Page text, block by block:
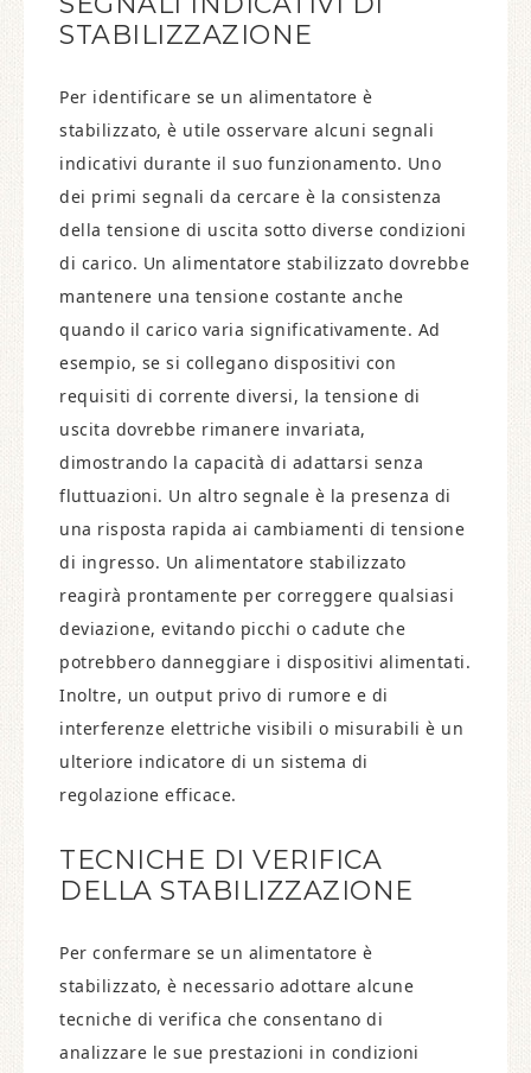
STABILIZZAZIONE
Per identificare se un alimentatore è
stabilizzato, è utile osservare alcuni segnali
indicativi durante il suo funzionamento. Uno
dei primi segnali da cercare è la consistenza
della tensione di uscita sotto diverse condizioni
di carico. Un alimentatore stabilizzato dovrebbe
mantenere una tensione costante anche
quando il carico varia significativamente. Ad
esempio, se si collegano dispositivi con
requisiti di corrente diversi, la tensione di
uscita dovrebbe rimanere invariata,
dimostrando la capacità di adattarsi senza
fluttuazioni. Un altro segnale è la presenza di
una risposta rapida ai cambiamenti di tensione
di ingresso. Un alimentatore stabilizzato
reagirà prontamente per correggere qualsiasi
deviazione, evitando picchi o cadute che
potrebbero danneggiare i dispositivi alimentati.
Inoltre, un output privo di rumore e di
interferenze elettriche visibili o misurabili è un
ulteriore indicatore di un sistema di
regolazione efficace.
TECNICHE DI VERIFICA
DELLA STABILIZZAZIONE
Per confermare se un alimentatore è
stabilizzato, è necessario adottare alcune
tecniche di verifica che consentano di
analizzare le sue prestazioni in condizioni